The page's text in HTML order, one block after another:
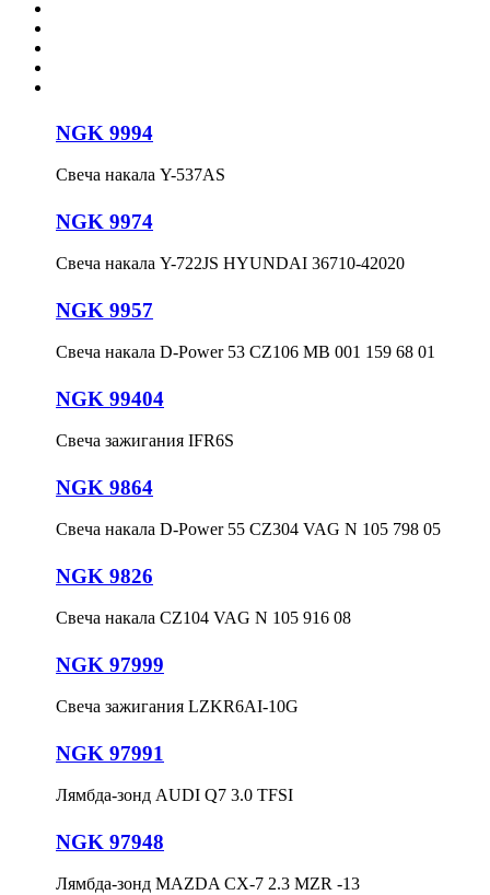
NGK 9994
Свеча накала Y-537AS
NGK 9974
Свеча накала Y-722JS HYUNDAI 36710-42020
NGK 9957
Свеча накала D-Power 53 CZ106 MB 001 159 68 01
NGK 99404
Свеча зажигания IFR6S
NGK 9864
Свеча накала D-Power 55 CZ304 VAG N 105 798 05
NGK 9826
Свеча накала CZ104 VAG N 105 916 08
NGK 97999
Свеча зажигания LZKR6AI-10G
NGK 97991
Лямбда-зонд AUDI Q7 3.0 TFSI
NGK 97948
Лямбда-зонд MAZDA CX-7 2.3 MZR -13